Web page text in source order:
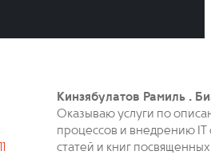
Кинзябулатов Рамиль .
Оказываю услуги по
процессов и внедрению IT
статей и книг